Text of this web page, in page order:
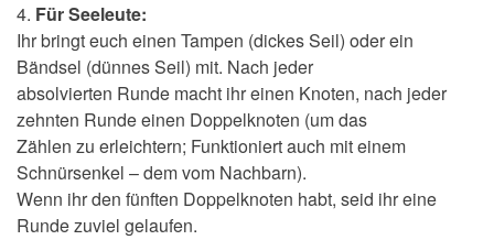
4. Für Seeleute:
Ihr bringt euch einen Tampen (dickes Seil) oder ein
Bändsel (dünnes Seil) mit. Nach jeder
absolvierten Runde macht ihr einen Knoten, nach jeder
zehnten Runde einen Doppelknoten (um das
Zählen zu erleichtern; Funktioniert auch mit einem
Schnürsenkel – dem vom Nachbarn).
Wenn ihr den fünften Doppelknoten habt, seid ihr eine
Runde zuviel gelaufen.